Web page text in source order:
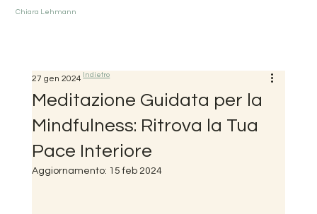
Chiara Lehmann
Meditazione Guidata per la
Mindfulness: Ritrova la Tua
Pace Interiore
27 gen 2024
Aggiornamento: 15 feb 2024
Indietro